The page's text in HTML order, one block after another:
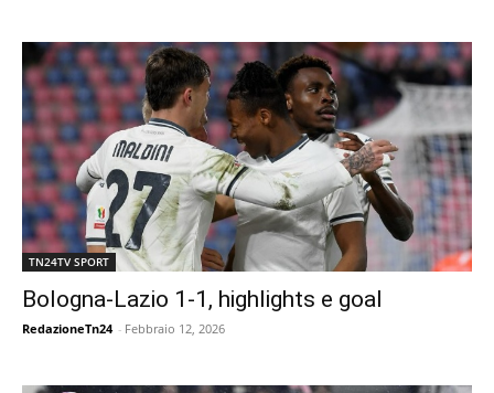
TN24TV SPORT
Bologna-Lazio 1-1, highlights e goal
RedazioneTn24 - Febbraio 12, 2026